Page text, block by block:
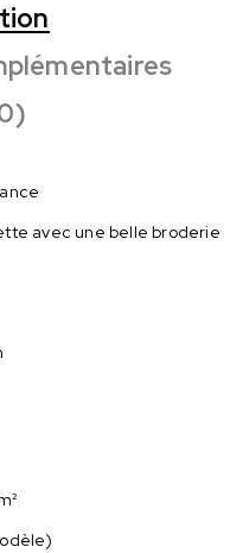
avec une belle broderie